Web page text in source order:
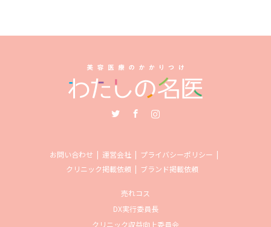
お問い合わせ 運営会社
プライバシーポリシー
クリニック掲載依頼
ブランド掲載依頼
売れコス
DX実行委員長
クリニック収益向上委員会